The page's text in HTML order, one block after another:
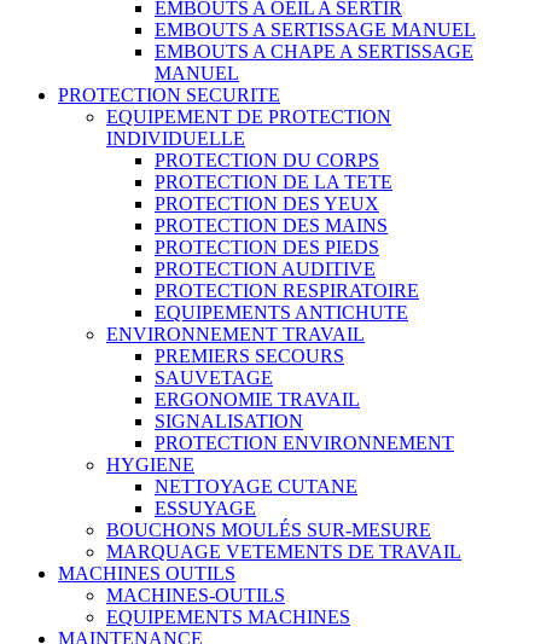
EMBOUTS A OEIL A SERTIR
EMBOUTS A SERTISSAGE MANUEL
EMBOUTS A CHAPE A SERTISSAGE
MANUEL
PROTECTION SECURITE
EQUIPEMENT DE PROTECTION
INDIVIDUELLE
PROTECTION DU CORPS
PROTECTION DE LA TETE
PROTECTION DES YEUX
PROTECTION DES MAINS
PROTECTION DES PIEDS
PROTECTION AUDITIVE
PROTECTION RESPIRATOIRE
EQUIPEMENTS ANTICHUTE
ENVIRONNEMENT TRAVAIL
PREMIERS SECOURS
SAUVETAGE
ERGONOMIE TRAVAIL
SIGNALISATION
PROTECTION ENVIRONNEMENT
HYGIENE
NETTOYAGE CUTANE
ESSUYAGE
BOUCHONS MOULÉS SUR-MESURE
MARQUAGE VETEMENTS DE TRAVAIL
MACHINES OUTILS
MACHINES-OUTILS
EQUIPEMENTS MACHINES
MAINTENANCE